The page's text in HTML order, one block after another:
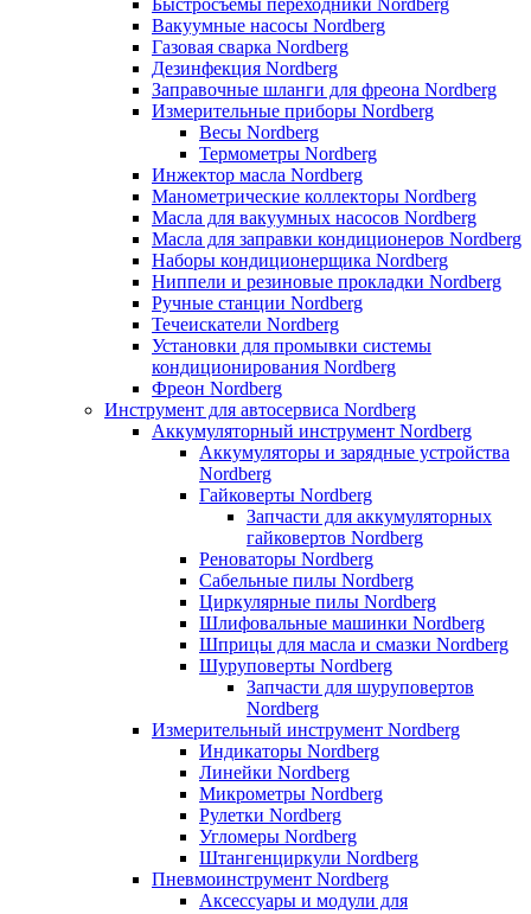
Вакуумные насосы Nordberg
Газовая сварка Nordberg
Дезинфекция Nordberg
Заправочные шланги для фреона Nordberg
Измерительные приборы Nordberg
Весы Nordberg
Термометры Nordberg
Инжектор масла Nordberg
Манометрические коллекторы Nordberg
Масла для вакуумных насосов Nordberg
Масла для заправки кондиционеров Nordberg
Наборы кондиционерщика Nordberg
Ниппели и резиновые прокладки Nordberg
Ручные станции Nordberg
Течеискатели Nordberg
Установки для промывки системы
кондиционирования Nordberg
Фреон Nordberg
Инструмент для автосервиса Nordberg
Аккумуляторный инструмент Nordberg
Аккумуляторы и зарядные устройства
Nordberg
Гайковерты Nordberg
Запчасти для аккумуляторных
гайковертов Nordberg
Реноваторы Nordberg
Сабельные пилы Nordberg
Циркулярные пилы Nordberg
Шлифовальные машинки Nordberg
Шприцы для масла и смазки Nordberg
Шуруповерты Nordberg
Запчасти для шуруповертов
Nordberg
Измерительный инструмент Nordberg
Индикаторы Nordberg
Линейки Nordberg
Микрометры Nordberg
Рулетки Nordberg
Угломеры Nordberg
Штангенциркули Nordberg
Пневмоинструмент Nordberg
Аксессуары и модули для